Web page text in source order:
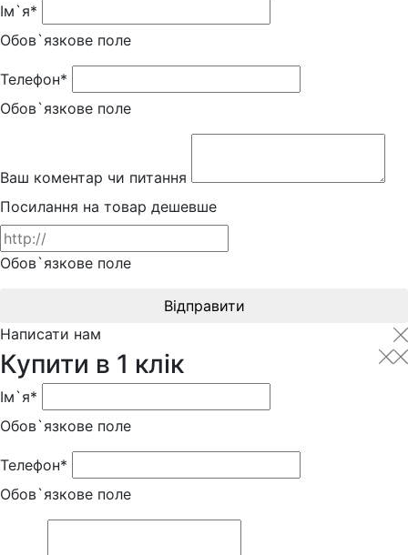
Ім`я*
Обов`язкове поле
Телефон*
Обов`язкове поле
Ваш коментар чи питання
Посилання на товар дешевше
Обов`язкове поле
Відправити
Написати нам
Купити в 1 клік
Ім`я*
Обов`язкове поле
Телефон*
Обов`язкове поле